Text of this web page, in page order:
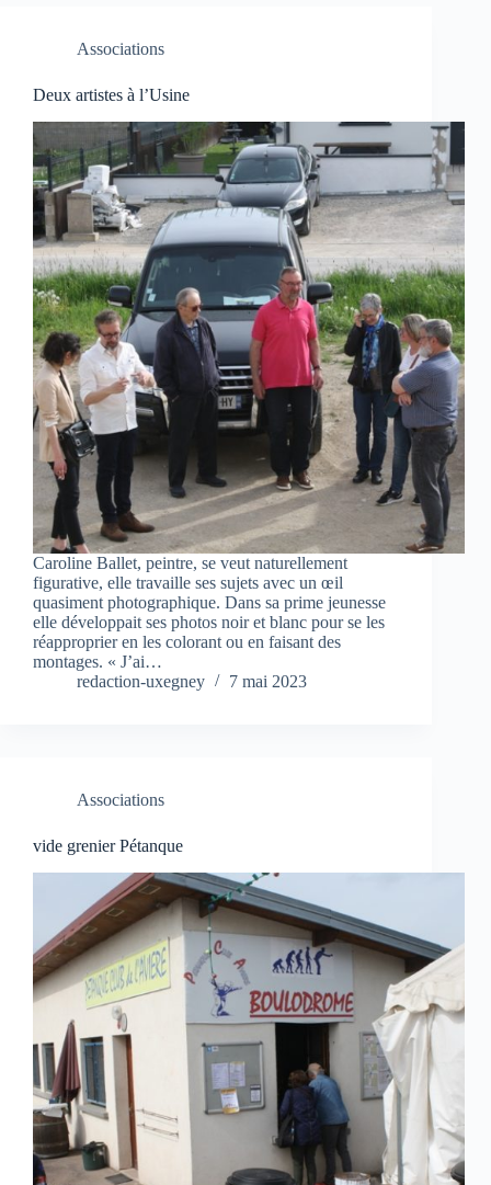
Associations
Deux artistes à l’Usine
Caroline Ballet, peintre, se veut naturellement
figurative, elle travaille ses sujets avec un œil
quasiment photographique. Dans sa prime jeunesse
elle développait ses photos noir et blanc pour se les
réapproprier en les colorant ou en faisant des
montages. « J’ai…
redaction-uxegney
7 mai 2023
Associations
vide grenier Pétanque